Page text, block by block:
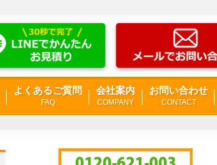
よくあるご質問
FAQ
会社案内
COMPANY
お問い合わせ
CONTACT